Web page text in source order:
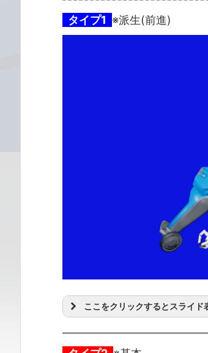
タイプ1 ※派生(前進)
ここをクリックするとスライド